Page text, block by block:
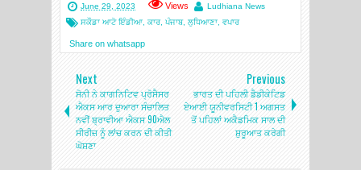
June 29, 2023 Views
Ludhiana News
ਸਕੌਡਾ ਆਟੋ ਇੰਡੀਆ, ਕਾਰ, ਪੰਜਾਬ, ਲੁਧਿਆਣਾ, ਵਪਾਰ
Share on whatsapp
Next
ਸੋਨੀ ਨੇ ਕਾਗਨਿਟਿਵ ਪ੍ਰੋਸੈਸਰ
ਐਕਸ ਆਰ ਦੁਆਰਾ ਸੰਚਾਲਿਤ
ਨਵੀਂ ਬ੍ਰਾਵੀਆ ਐਕਸ 90ਐਲ
ਸੀਰੀਜ਼ ਨੂੰ ਲਾਂਚ ਕਰਨ ਦੀ ਕੀਤੀ
ਘੋਸ਼ਣਾ
Previous
ਭਾਰਤ ਦੀ ਪਹਿਲੀ ਡੈਡੀਕੇਟਿਡ
ਏਆਈ ਯੂਨੀਵਰਸਿਟੀ 1 ਅਗਸਤ
ਤੋਂ ਪਹਿਲਾਂ ਅਕੈਡਮਿਕ ਸਾਲ ਦੀ
ਸ਼ੁਰੂਆਤ ਕਰੇਗੀ